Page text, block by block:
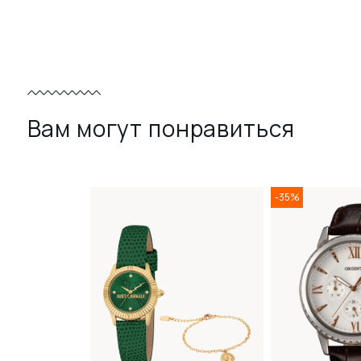
Вам могут понравиться
-35%